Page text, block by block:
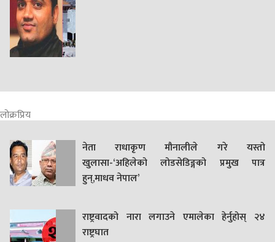
लोक्रप्रिय
नेता राधाकृण मौनालीले गरे यस्तो
खुलासा-‘अहिलेको लोडसेडिङ्गको प्रमुख पात्र
हुन्,माधव नेपाल’
राष्ट्रवादको नारा लगाउने एमालेका हेर्नुहोस् २४
राष्ट्रघात